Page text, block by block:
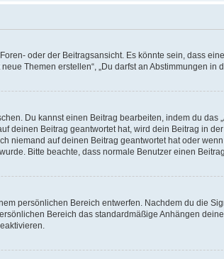
oder der Beitragsansicht. Es könnte sein, dass
Themen erstellen“, „Du darfst an Abstimmungen in
Du kannst einen Beitrag bearbeiten, indem du das
Beitrag geantwortet hat, wird dein Beitrag in
auf deinen Beitrag geantwortet hat oder
Bitte beachte, dass normale Benutzer einen
persönlichen Bereich entwerfen. Nachdem du die
Bereich das standardmäßige Anhängen